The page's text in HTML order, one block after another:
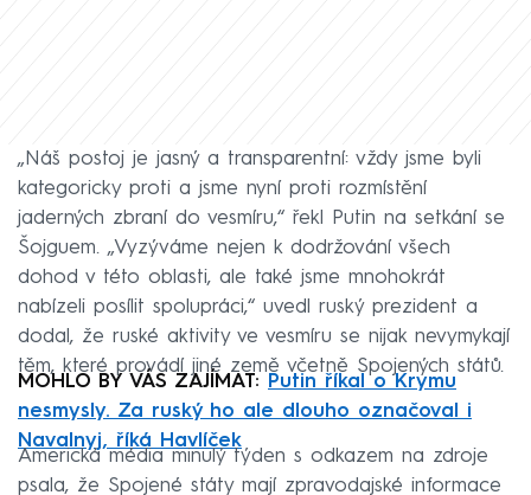
„Náš postoj je jasný a transparentní: vždy jsme byli
kategoricky proti a jsme nyní proti rozmístění
jaderných zbraní do vesmíru,“ řekl Putin na setkání se
Šojguem. „Vyzýváme nejen k dodržování všech
dohod v této oblasti, ale také jsme mnohokrát
nabízeli posílit spolupráci,“ uvedl ruský prezident a
dodal, že ruské aktivity ve vesmíru se nijak nevymykají
těm, které provádí jiné země včetně Spojených států.
MOHLO BY VÁS ZAJÍMAT:
Putin říkal o Krymu
nesmysly. Za ruský ho ale dlouho označoval i
Navalnyj, říká Havlíček
Americká média minulý týden s odkazem na zdroje
psala, že Spojené státy mají zpravodajské informace